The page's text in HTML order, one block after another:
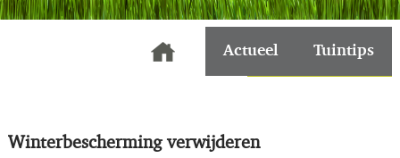
Actueel Tuintips
Winterbescherming verwijderen